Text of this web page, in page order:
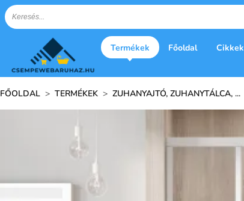
Termékek Főoldal Cikkek
FŐOLDAL > TERMÉKEK > ZUHANYAJTÓ, ZUHANYTÁLCA, ...